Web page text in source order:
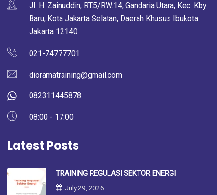
Jl. H. Zainuddin, RT.5/RW.14, Gandaria Utara, Kec. Kby.
Baru, Kota Jakarta Selatan, Daerah Khusus Ibukota
Jakarta 12140
021-74777701
dioramatraining@gmail.com
082311445878
08:00 - 17:00
Latest Posts
TRAINING REGULASI SEKTOR ENERGI
July 29, 2026